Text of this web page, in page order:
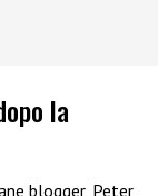
la
blogger, Peter